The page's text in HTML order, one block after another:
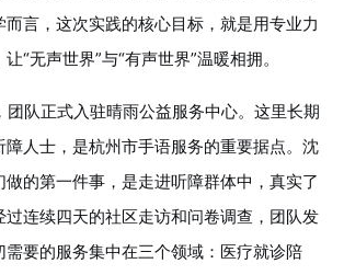
言，这次实践的核心目标，就是用专业力
“无声世界”与“有声世界”温暖相拥。
队正式入驻晴雨公益服务中心。这里长期
障人士，是杭州市手语服务的重要据点。沈
的第一件事，是走进听障群体中，真实了
过连续四天的社区走访和问卷调查，团队发
需要的服务集中在三个领域：医疗就诊陪